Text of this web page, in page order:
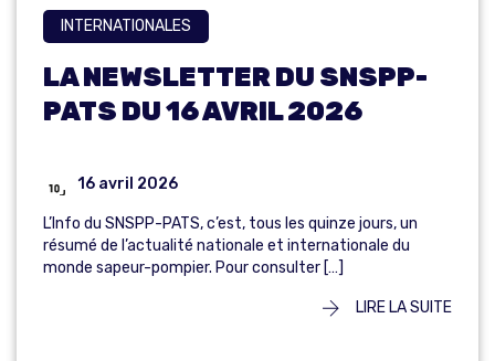
INTERNATIONALES
LA NEWSLETTER DU SNSPP-
PATS DU 16 AVRIL 2026
16 avril 2026
L’Info du SNSPP-PATS, c’est, tous les quinze jours, un
résumé de l’actualité nationale et internationale du
monde sapeur-pompier. Pour consulter […]
LIRE LA SUITE